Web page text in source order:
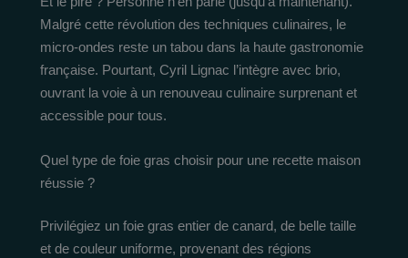
Malgré cette révolution des techniques culinaires, le
micro-ondes reste un tabou dans la haute gastronomie
française. Pourtant, Cyril Lignac l’intègre avec brio,
ouvrant la voie à un renouveau culinaire surprenant et
accessible pour tous.
Quel type de foie gras choisir pour une recette maison
réussie ?
Privilégiez un foie gras entier de canard, de belle taille
et de couleur uniforme, provenant des régions